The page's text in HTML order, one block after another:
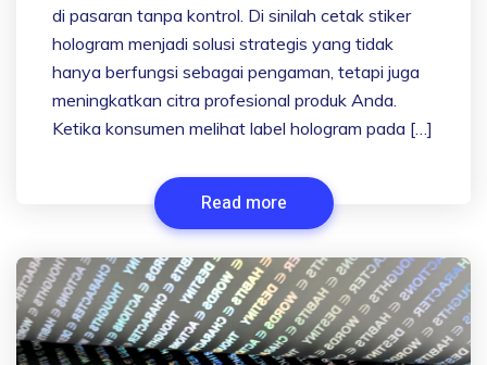
di pasaran tanpa kontrol. Di sinilah cetak stiker
hologram menjadi solusi strategis yang tidak
hanya berfungsi sebagai pengaman, tetapi juga
meningkatkan citra profesional produk Anda.
Ketika konsumen melihat label hologram pada […]
Read more